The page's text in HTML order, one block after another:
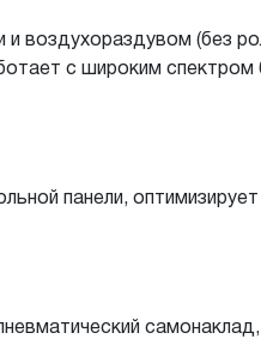
и воздухораздувом (без
с широким спектром
панели,